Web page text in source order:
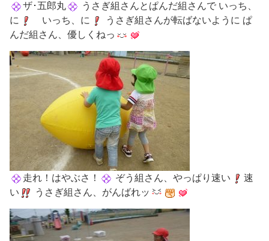
ザ･五郎丸
うさぎ組さんとぱんだ組さんで いっち、
に
いっち、に
うさぎ組さんが転ばないように ぱ
んだ組さん、優しくねっ
走れ！はやぶさ！ ぞう組さん、やっぱり速い
速
い
うさぎ組さん、がんばれッ